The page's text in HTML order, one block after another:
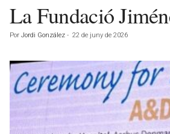
La Fundació
Por Jordi González - 22 de juny de 2026